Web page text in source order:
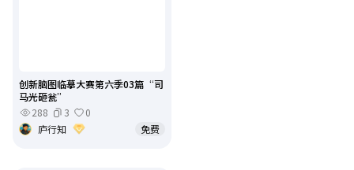
创新脑图临摹大赛第六季03篇“司
马光砸瓮”
288
3
0
庐行知
免费